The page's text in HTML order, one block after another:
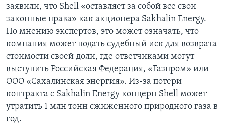
заявили, что Shell «оставляет за собой все свои
законные права» как акционера Sakhalin Energy.
По мнению экспертов, это может означать, что
компания может подать судебный иск для возврата
стоимости своей доли, где ответчиками могут
выступить Российская Федерация, «Газпром» или
ООО «Сахалинская энергия». Из-за потери
контракта с Sakhalin Energy концерн Shell может
утратить 1 млн тонн сжиженного природного газа в
год.